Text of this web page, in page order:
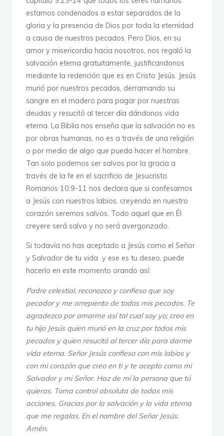
estamos condenados a estar separados de la
gloria y la presencia de Dios por toda la eternidad
a causa de nuestros pecados. Pero Dios, en su
amor y misericordia hacia nosotros, nos regaló la
salvación eterna gratuitamente, justificandonos
mediante la redención que es en Cristo Jesús. Jesús
murió por nuestros pecados, derramando su
sangre en el madero para pagar por nuestras
deudas y resucitó al tercer día dándonos vida
eterna. La Biblia nos enseña que la salvación no es
por obras humanas, no es a través de una religión
o por medio de algo que pueda hacer el hombre.
Tan solo podemos ser salvos por la gracia a
través de la fe en el sacrificio de Jesucristo.
Romanos 10:9-11 nos declara que si confesamos
a Jesús con nuestros labios, creyendo en nuestro
corazón seremos salvos. Todo aquel que en Él
creyere será salvo y no será avergonzado.
Si todavía no has aceptado a Jesús como el Señor
y Salvador de tu vida y ese es tu deseo, puede
hacerlo en este momento orando así:
Padre celestial, reconozco y confieso que soy
pecador y me arrepiento de todos mis pecados. Te
agradezco por amarme así tal cual soy yo; creo en
tu hijo Jesús quien murió en la cruz por todos mis
pecados y quien resucitó al tercer día para darme
vida eterna. Señor Jesús confieso con mis labios y
con mi corazón que creo en ti y te acepto como mi
Salvador y mi Señor. Haz de mí la persona que tú
quieras. Toma control absoluta de todas mis
acciones. Gracias por la salvación y la vida eterna
que me regalas. En el nombre del Señor Jesús.
Amén.